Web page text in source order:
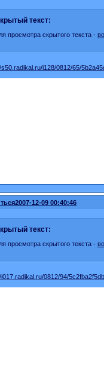
текст:
просмотра скрытого текста -
2007-12-09 00:40:46
текст:
просмотра скрытого текста -